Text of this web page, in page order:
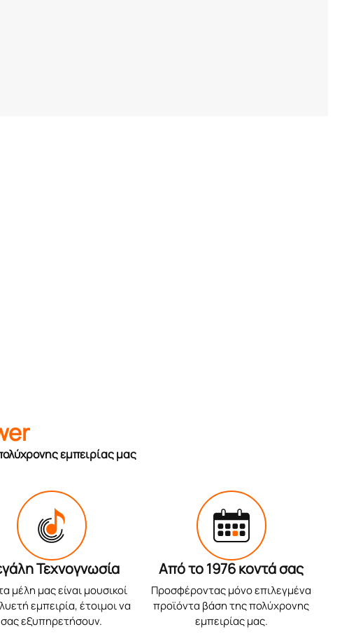
εμπειρίας μας
Τεχνογνωσία
μέλη μας είναι μουσικοί
εμπειρία, έτοιμοι να
σας εξυπηρετήσουν.
Από το 1976 κοντά σας
Προσφέροντας μόνο επιλεγμένα
προϊόντα βάση της πολύχρονης
εμπειρίας μας.